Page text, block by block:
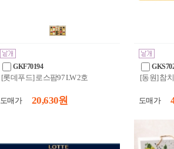
GKF70194
[롯데푸드] 로스팜97 LW 2호
도매가 20,630 원
[동원] 참
도매가